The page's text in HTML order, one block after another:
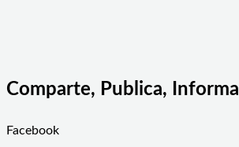
Comparte, Publica, Informa
Facebook